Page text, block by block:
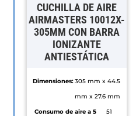
CUCHILLA DE AIRE
AIRMASTERS 10012X-
305MM CON BARRA
IONIZANTE
ANTIESTÁTICA
Dimensiones:305 mm x 44.5
mm x 27.6 mm
Consumo de aire a 5
51